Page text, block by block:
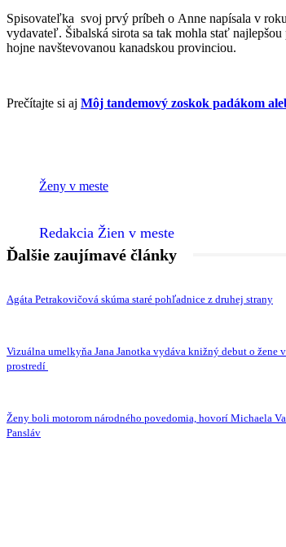
Spisovateľka svoj prvý príbeh o Anne napísala v
vydavateľ. Šibalská sirota sa tak mohla stať
hojne navštevovanou kanadskou provinciou.
Prečítajte si aj Môj tandemový zoskok padákom
Ženy v meste
Redakcia Žien v meste
Ďalšie zaujímavé články
Agáta Petrakovičová skúma staré pohľadnice z druhej strany
Vizuálna umelkyňa Jana Janotka vydáva knižný debut o žene
prostredí
Ženy boli motorom národného povedomia, hovorí Michaela
Pansláv